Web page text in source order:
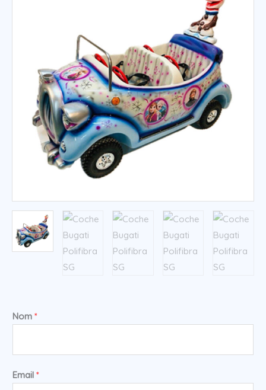
Nom *
Email *